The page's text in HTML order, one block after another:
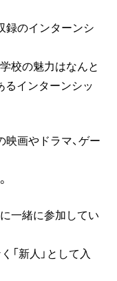
録のインターンシ
校の魅力はなんと
るインターンシッ
画やドラマ、ゲー
一緒に参加してい
「新人」として入